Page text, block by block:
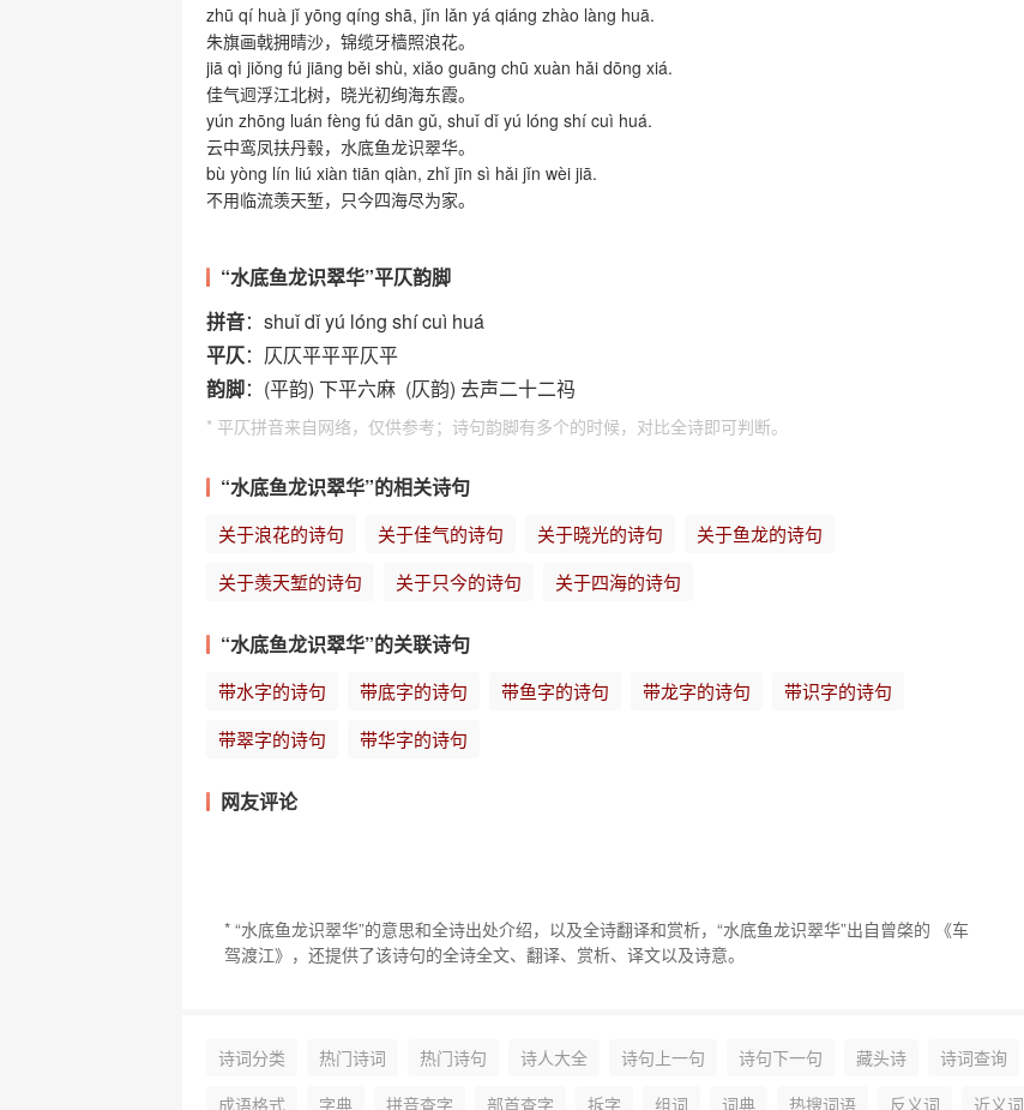
zhū qí huà jǐ yōng qíng shā, jǐn lǎn yá qiáng zhào làng huā.
朱旗画戟拥晴沙，锦缆牙樯照浪花。
jiā qì jiǒng fú jiāng běi shù, xiǎo guāng chū xuàn hǎi dōng xiá.
佳气迥浮江北树，晓光初绚海东霞。
yún zhōng luán fèng fú dān gǔ, shuǐ dǐ yú lóng shí cuì huá.
云中鸾凤扶丹毂，水底鱼龙识翠华。
bù yòng lín liú xiàn tiān qiàn, zhǐ jīn sì hǎi jǐn wèi jiā.
不用临流羡天堑，只今四海尽为家。
“水底鱼龙识翠华”平仄韵脚
拼音：shuǐ dǐ yú lóng shí cuì huá
平仄：仄仄平平平仄平
韵脚：(平韵) 下平六麻 (仄韵) 去声二十二祃
* 平仄拼音来自网络，仅供参考；诗句韵脚有多个的时候，对比全诗即可判断。
“水底鱼龙识翠华”的相关诗句
关于浪花的诗句 关于佳气的诗句 关于晓光的诗句
关于鱼龙的诗句
关于羡天堑的诗句
关于只今的诗句 关于四海的诗句
“水底鱼龙识翠华”的关联诗句
带水字的诗句 带底字的诗句 带鱼字的诗句 带龙字的诗句
带识字的诗句
带翠字的诗句
带华字的诗句
网友评论
* “水底鱼龙识翠华”的意思和全诗出处介绍，以及全诗翻译和赏析，“水底鱼龙识翠华”出自曾棨的 《车
驾渡江》，还提供了该诗句的全诗全文、翻译、赏析、译文以及诗意。
诗词分类 热门诗词 热门诗句 诗人大全 诗句上一句 诗句下一句 藏头诗 诗词查询
成语格式
字典 拼音查字 部首查字 拆字 组词 词典 热搜词语 反义词 近义词